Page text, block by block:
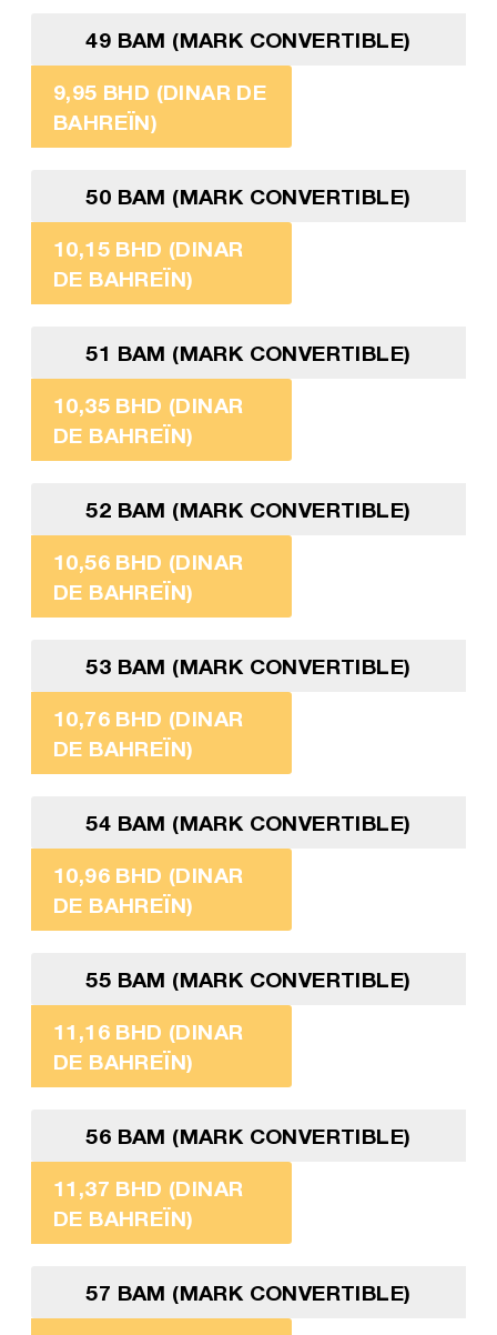
49 BAM (MARK CONVERTIBLE)
9,95 BHD (DINAR DE
BAHREÏN)
50 BAM (MARK CONVERTIBLE)
10,15 BHD (DINAR
DE BAHREÏN)
51 BAM (MARK CONVERTIBLE)
10,35 BHD (DINAR
DE BAHREÏN)
52 BAM (MARK CONVERTIBLE)
10,56 BHD (DINAR
DE BAHREÏN)
53 BAM (MARK CONVERTIBLE)
10,76 BHD (DINAR
DE BAHREÏN)
54 BAM (MARK CONVERTIBLE)
10,96 BHD (DINAR
DE BAHREÏN)
55 BAM (MARK CONVERTIBLE)
11,16 BHD (DINAR
DE BAHREÏN)
56 BAM (MARK CONVERTIBLE)
11,37 BHD (DINAR
DE BAHREÏN)
57 BAM (MARK CONVERTIBLE)